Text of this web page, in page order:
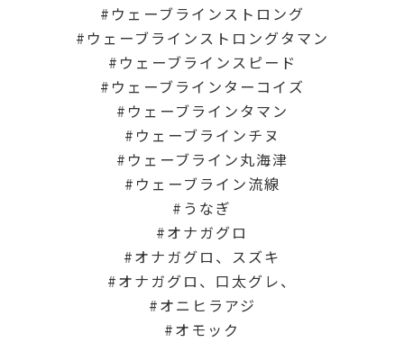
ウェーブラインストロング
ウェーブラインストロングタマン
ウェーブラインスピード
ウェーブラインターコイズ
ウェーブラインタマン
ウェーブラインチヌ
ウェーブライン丸海津
ウェーブライン流線
うなぎ
オナガグロ
オナガグロ、スズキ
オナガグロ、口太グレ、
オニヒラアジ
オモック